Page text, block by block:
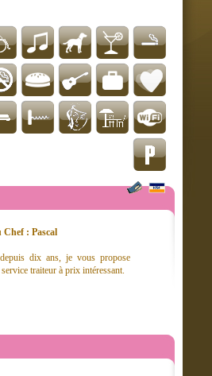
Chef : Pascal
dix ans, je vous propose
traiteur à prix intéressant.